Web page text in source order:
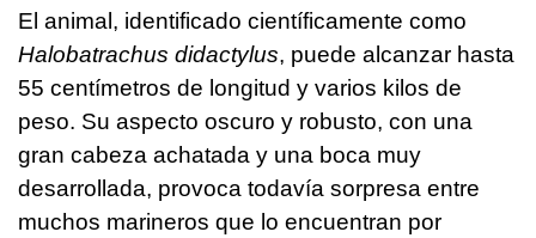
El animal, identificado científicamente como
Halobatrachus didactylus, puede alcanzar hasta
55 centímetros de longitud y varios kilos de
peso. Su aspecto oscuro y robusto, con una
gran cabeza achatada y una boca muy
desarrollada, provoca todavía sorpresa entre
muchos marineros que lo encuentran por